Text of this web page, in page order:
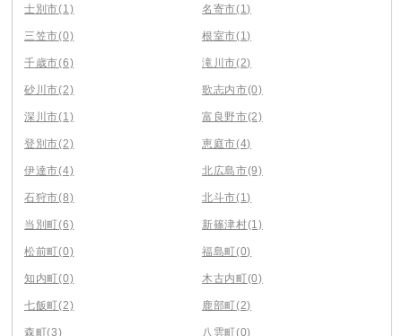
士別市(1) 名寄市(1)
三笠市(0) 根室市(1)
千歳市(6) 滝川市(2)
砂川市(2) 歌志内市(0)
深川市(1) 富良野市(2)
登別市(2) 恵庭市(4)
伊達市(4) 北広島市(9)
石狩市(8) 北斗市(1)
当別町(6) 新篠津村(1)
松前町(0) 福島町(0)
知内町(0) 木古内町(0)
七飯町(2) 鹿部町(2)
森町(3) 八雲町(0)